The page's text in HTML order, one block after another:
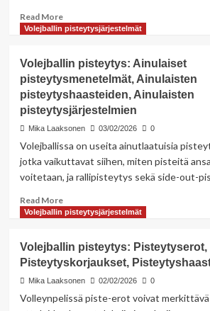
Read MoreRead
more
pisteytys:
Rally-
pisteytys,
Perinteinen
rally-
pisteytys
Volejballin pisteytysjärjestelmät
Volejballin pisteytys: Ainulaiset
pisteytysmenetelmät, Ainulaisten
pisteytyshaasteiden, Ainulaisten
pisteytysjärjestelmien
Mika Laaksonen 03/02/2026 0
Volejballissa on useita ainutlaatuisia
jotka vaikuttavat siihen, miten pisteitä
voitetaan, ja rallipisteytys sekä side-out-
Read MoreRead
more
pisteytys:
Ainulaiset
pisteytysmenetelmät,
Ainulaisten
pisteytyshaasteiden,
Volejballin pisteytysjärjestelmät
Volejballin pisteytys: Pisteytyserot,
Pisteytyskorjaukset,
Mika Laaksonen 02/02/2026 0
Volleynpelissä piste-erot voivat